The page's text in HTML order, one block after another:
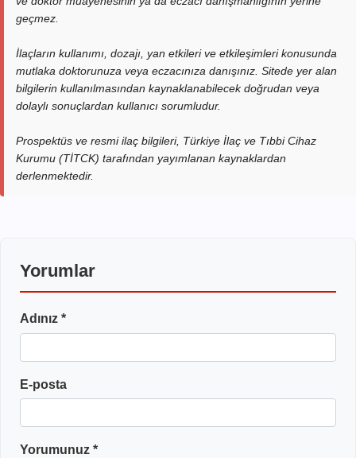
geçmez.
İlaçların kullanımı, dozajı, yan etkileri ve etkileşimleri konusunda
mutlaka doktorunuza veya eczacınıza danışınız. Sitede yer alan
bilgilerin kullanılmasından kaynaklanabilecek doğrudan veya
dolaylı sonuçlardan kullanıcı sorumludur.
Prospektüs ve resmi ilaç bilgileri, Türkiye İlaç ve Tıbbi Cihaz
Kurumu (TİTCK) tarafından yayımlanan kaynaklardan
derlenmektedir.
Yorumlar
Adınız *
E-posta
Yorumunuz *